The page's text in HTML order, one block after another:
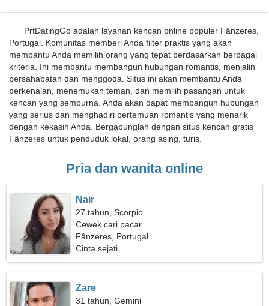
PrtDatingGo adalah layanan kencan online populer Fânzeres,
Portugal. Komunitas memberi Anda filter praktis yang akan
membantu Anda memilih orang yang tepat berdasarkan berbagai
kriteria. Ini membantu membangun hubungan romantis, menjalin
persahabatan dan menggoda. Situs ini akan membantu Anda
berkenalan, menemukan teman, dan memilih pasangan untuk
kencan yang sempurna. Anda akan dapat membangun hubungan
yang serius dan menghadiri pertemuan romantis yang menarik
dengan kekasih Anda. Bergabunglah dengan situs kencan gratis
Fânzeres untuk penduduk lokal, orang asing, turis.
Pria dan wanita online
Nair
27 tahun, Scorpio
Cewek cari pacar
Fânzeres, Portugal
Cinta sejati
Zare
31 tahun, Gemini